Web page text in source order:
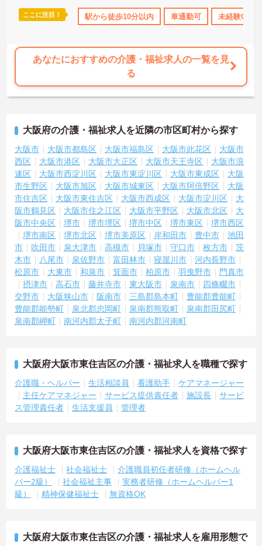
サポート 研修制度あり 産休･育休･介護休暇取得実績あり
ここに注目！ 駅から徒歩10分以内 車通勤可 未経験OK
あなたにおすすめの介護・福祉求人の一覧を見
る
大阪府の介護・福祉求人を近隣の市区町村から探す
大阪市 大阪市都島区 大阪市福島区 大阪市此花区
大阪市
西区
大阪市港区 大阪市大正区 大阪市天王寺区
大阪市浪
速区
大阪市西淀川区 大阪市東淀川区 大阪市東成区
大阪
市生野区
大阪市旭区 大阪市城東区 大阪市阿倍野区
大阪
市住吉区
大阪市東住吉区 大阪市西成区 大阪市淀川区
大
阪市鶴見区
大阪市住之江区 大阪市平野区 大阪市北区
大
阪市中央区
堺市 堺市堺区 堺市中区 堺市東区
堺市西区
堺市南区
堺市北区 堺市美原区 岸和田市 豊中市
池田
市
吹田市 泉大津市 高槻市 貝塚市 守口市 枚方市
茨
木市
八尾市 泉佐野市 富田林市 寝屋川市
河内長野市
松原市
大東市 和泉市 箕面市 柏原市 羽曳野市
門真市
摂津市
高石市 藤井寺市 東大阪市 泉南市
四條畷市
交野市
大阪狭山市 阪南市 三島郡島本町
豊能郡豊能町
豊能郡能勢町
泉北郡忠岡町 泉南郡熊取町
泉南郡田尻町
泉南郡岬町
南河内郡太子町 南河内郡河南町
大阪府大阪市東住吉区の介護・福祉求人を職種で探す
介護職・ヘルパー 生活相談員 看護助手
ケアマネージャー
主任ケアマネジャー
サービス提供責任者 施設長
サービ
ス管理責任者
生活支援員 管理者
大阪府大阪市東住吉区の介護・福祉求人を資格で探す
介護福祉士 社会福祉士
介護職員初任者研修（ホームヘル
パー2級）
社会福祉主事
実務者研修（ホームヘルパー1
級）
精神保健福祉士 無資格OK
大阪府大阪市東住吉区の介護・福祉求人を雇用形態で